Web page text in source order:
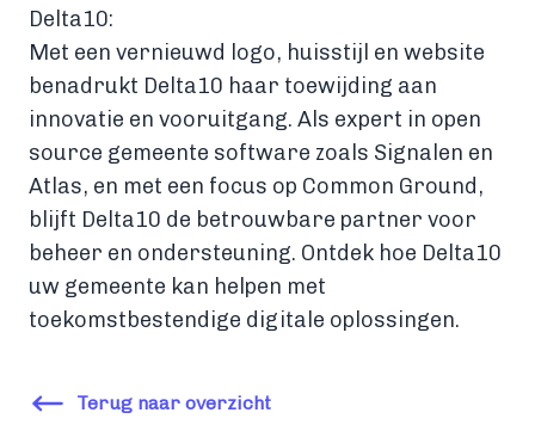
Delta10:
Met een vernieuwd logo, huisstijl en website
benadrukt Delta10 haar toewijding aan
innovatie en vooruitgang. Als expert in open
source gemeente software zoals Signalen en
Atlas, en met een focus op Common Ground,
blijft Delta10 de betrouwbare partner voor
beheer en ondersteuning. Ontdek hoe Delta10
uw gemeente kan helpen met
toekomstbestendige digitale oplossingen.
Terug naar overzicht